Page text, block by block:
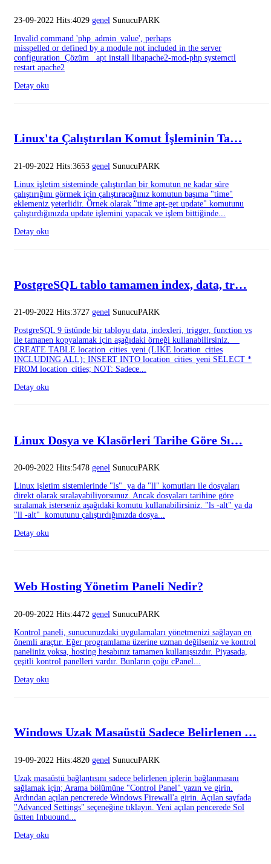
23-09-2022 Hits:4029 genel SunucuPARK
Invalid command 'php_admin_value', perhaps
misspelled or defined by a module not included in the server
configuration Çözüm apt install libapache2-mod-php systemctl
restart apache2
Detay oku
Linux'ta Çalıştırılan Komut İşleminin Ta…
21-09-2022 Hits:3653 genel SunucuPARK
Linux işletim sisteminde çalıştırılan bir komutun ne kadar süre
çalıştırığını görmek için çalıştıracağınız komutun başıma "time"
eklemeniz yeterlidir. Örnek olarak "time apt-get update" komutunu
çalıştırdığınızda update işlemini yapacak ve işlem bittiğinde...
Detay oku
PostgreSQL tablo tamamen index, data, tr…
21-09-2022 Hits:3727 genel SunucuPARK
PostgreSQL 9 üstünde bir tabloyu data, indexleri, trigger, function vs
ile tamanen kopyalamak için aşağıdaki örneği kullanabilirsiniz.
CREATE TABLE location_cities_yeni (LIKE location_cities
INCLUDING ALL); INSERT INTO location_cities_yeni SELECT *
FROM location_cities; NOT: Sadece...
Detay oku
Linux Dosya ve Klasörleri Tarihe Göre Sı…
20-09-2022 Hits:5478 genel SunucuPARK
Linux işletim sistemlerinde "ls" ya da "ll" komutları ile dosyaları
direkt olarak sıralayabiliyorsunuz. Ancak dosyaları tarihine göre
sıralamak isterseniz aşağıdaki komutu kullanabilirsiniz. "ls -alt" ya da
"ll -alt" komutunu çalıştırdığınızda dosya...
Detay oku
Web Hosting Yönetim Paneli Nedir?
20-09-2022 Hits:4472 genel SunucuPARK
Kontrol paneli, sunucunuzdaki uygulamaları yönetmenizi sağlayan en
önemli araçtır. Eğer programlama üzerine uzman değilseniz ve kontrol
paneliniz yoksa, hosting hesabınız tamamen kullanışsızdır. Piyasada,
çeşitli kontrol panelleri vardır. Bunların çoğu cPanel...
Detay oku
Windows Uzak Masaüstü Sadece Belirlenen …
19-09-2022 Hits:4820 genel SunucuPARK
Uzak masaüstü bağlantısını sadece belirlenen iplerin bağlanmasını
sağlamak için; Arama bölümüne "Control Panel" yazın ve girin.
Ardından açılan pencrerede Windows Firewall'a girin. Açılan sayfada
"Advanced Settings" seçeneğine tıklayın. Yeni açılan pencerede Sol
üstten Inbuound...
Detay oku